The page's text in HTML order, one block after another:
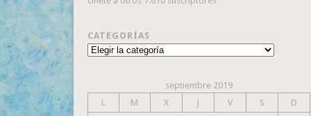
CATEGORÍAS
Categorías
septiembre 2019
L
M X J V S
D